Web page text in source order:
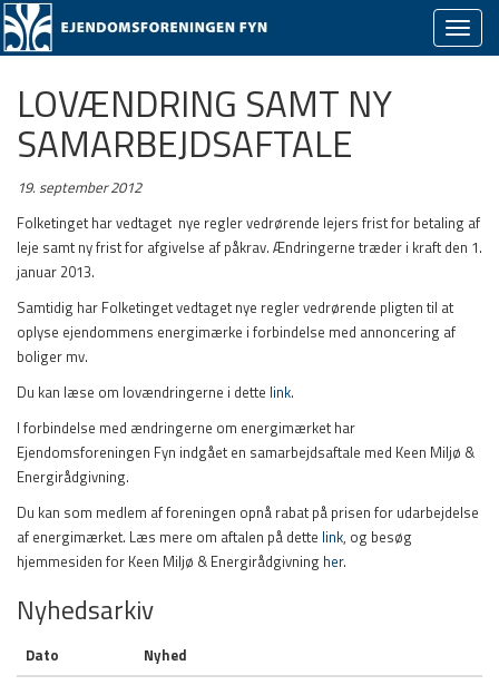
Skjul/
LOVÆNDRING SAMT NY
SAMARBEJDSAFTALE
19. september 2012
Folketinget har vedtaget nye regler vedrørende lejers frist for betaling af
leje samt ny frist for afgivelse af påkrav. Ændringerne træder i kraft den 1.
januar 2013.
Samtidig har Folketinget vedtaget nye regler vedrørende pligten til at
oplyse ejendommens energimærke i forbindelse med annoncering af
boliger mv.
Du kan læse om lovændringerne i dette link.
I forbindelse med ændringerne om energimærket har
Ejendomsforeningen Fyn indgået en samarbejdsaftale med Keen Miljø &
Energirådgivning.
Du kan som medlem af foreningen opnå rabat på prisen for udarbejdelse
af energimærket. Læs mere om aftalen på dette link, og besøg
hjemmesiden for Keen Miljø & Energirådgivning her.
Nyhedsarkiv
Dato
Nyhed